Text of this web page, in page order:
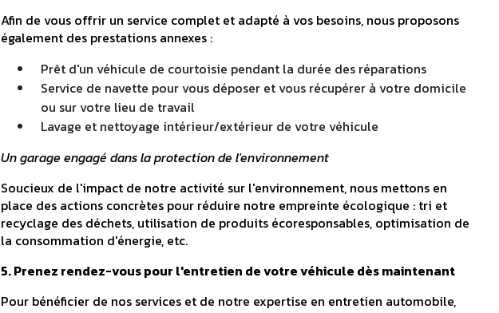
Afin de vous offrir un service complet et adapté à vos besoins, nous proposons
également des prestations annexes :
Prêt d'un véhicule de courtoisie pendant la durée des réparations
Service de navette pour vous déposer et vous récupérer à votre domicile
ou sur votre lieu de travail
Lavage et nettoyage intérieur/extérieur de votre véhicule
Un garage engagé dans la protection de l'environnement
Soucieux de l'impact de notre activité sur l'environnement, nous mettons en
place des actions concrètes pour réduire notre empreinte écologique : tri et
recyclage des déchets, utilisation de produits écoresponsables, optimisation de
la consommation d'énergie, etc.
5. Prenez rendez-vous pour l'entretien de votre véhicule dès maintenant
Pour bénéficier de nos services et de notre expertise en entretien automobile,